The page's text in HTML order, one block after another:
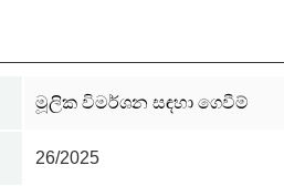
මූලික විමර්ශන සඳහා ගෙවීම්
26/2025